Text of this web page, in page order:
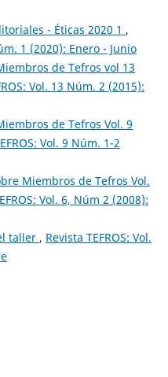
- Éticas 2020 1 ,
1 (2020): Enero - Junio
de Tefros vol 13
Vol. 13 Núm. 2 (2015):
de Tefros Vol. 9
Vol. 9 Núm. 1-2
Miembros de Tefros Vol.
Vol. 6, Núm 2 (2008):
taller , Revista TEFROS: Vol.